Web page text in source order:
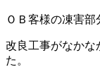
ＯＢ客様の凍害部
改良工事がなかな
た。